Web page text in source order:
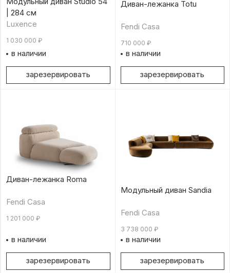
| 284 см
Luxence
1 030 000 ₽
в наличии
зарезервировать
Диван-лежанка Totu
Fendi Casa
710 000 ₽
в наличии
зарезервировать
Диван-лежанка Roma
Fendi Casa
1 201 000 ₽
в наличии
зарезервировать
Модульный диван Sandia
Fendi Casa
3 738 000 ₽
в наличии
зарезервировать